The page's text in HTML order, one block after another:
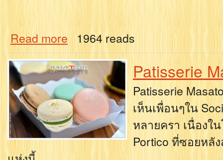
Read more 1964 reads
Patisserie
Patisserie
เห็นเพื่อนๆใน
หลายครา เนื่องใ
Portico ที่ซอยหลั